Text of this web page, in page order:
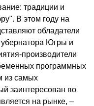
традиции и
В этом году на
обладатели
Югры и
производители
программных
из самых
заинтересован во
на рынке, –